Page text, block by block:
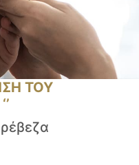
ΤΟΥ